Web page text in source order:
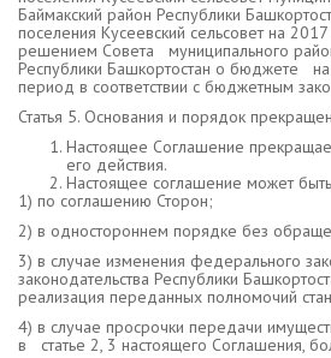
Баймакский район Республики
поселения Кусеевский сельсовет на
решением Совета муниципального
Республики Башкортостан о бюджете
период в соответствии с бюджетным
Статья 5. Основания и порядок
Настоящее Соглашение
его действия.
Настоящее соглашение может
1) по соглашению Сторон;
2) в одностороннем порядке без
3) в случае изменения федерального
законодательства Республики
реализация переданных полномочий
4) в случае просрочки передачи
в статье 2, 3 настоящего Соглашения,